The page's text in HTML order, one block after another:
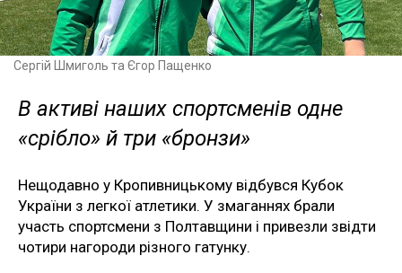
Сергій Шмиголь та Єгор Пащенко
В активі наших спортсменів одне
«срібло» й три «бронзи»
Нещодавно у Кропивницькому відбувся Кубок
України з легкої атлетики. У змаганнях брали
участь спортсмени з Полтавщини і привезли звідти
чотири нагороди різного гатунку.